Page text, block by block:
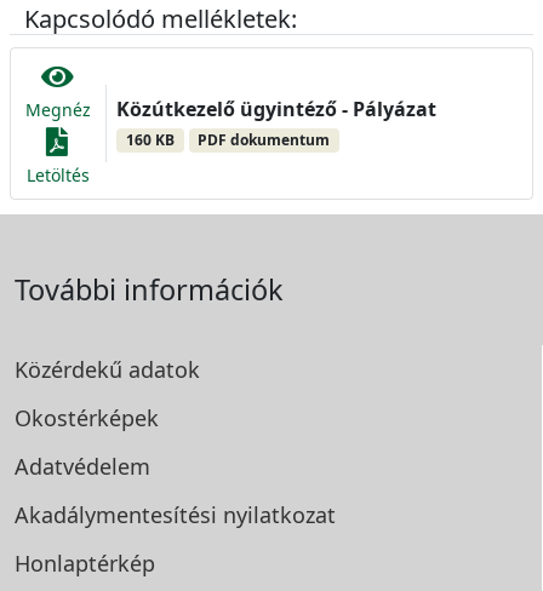
Kapcsolódó mellékletek:
Megnéz
Letöltés
Közútkezelő ügyintéző - Pályázat
160 KB PDF dokumentum
További információk
Közérdekű adatok
Okostérképek
Adatvédelem
Akadálymentesítési nyilatkozat
Honlaptérkép